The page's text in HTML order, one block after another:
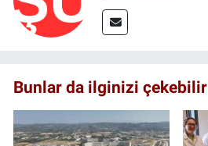
Bunlar da ilginizi çekebilir